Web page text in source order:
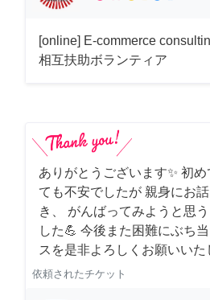
[online] E-commerce
相互扶助ボランティア
ありがとうございます✨ 初
ても不安でしたが 親身にお
き、 がんばってみようと思
した💪 今後また困難にぶち
スを是非よろしくお願いい
依頼されたチケット